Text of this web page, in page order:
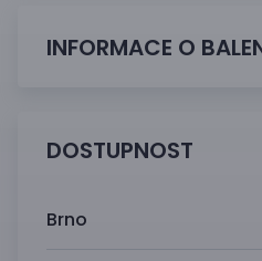
INFORMACE O
DOSTUPNOST
Brno